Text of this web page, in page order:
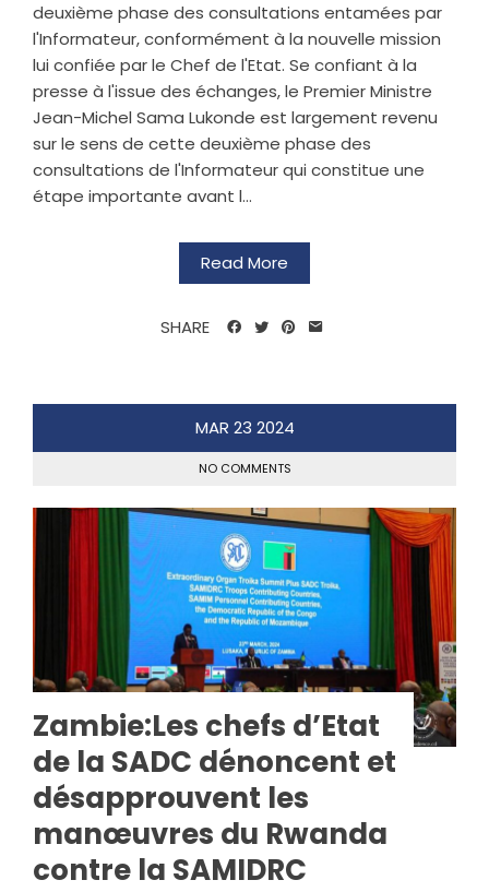
deuxième phase des consultations entamées par
l'Informateur, conformément à la nouvelle mission
lui confiée par le Chef de l'Etat. Se confiant à la
presse à l'issue des échanges, le Premier Ministre
Jean-Michel Sama Lukonde est largement revenu
sur le sens de cette deuxième phase des
consultations de l'Informateur qui constitue une
étape importante avant l...
Read More
SHARE
MAR 23 2024
NO COMMENTS
Zambie:Les chefs d’Etat
de la SADC dénoncent et
désapprouvent les
manœuvres du Rwanda
contre la SAMIDRC